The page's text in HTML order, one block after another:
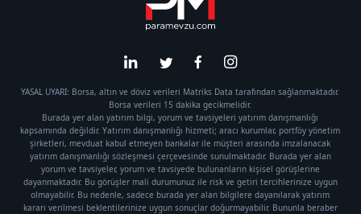
YASAL UYARI: Borsa, altın ve döviz verileri Matriks Data tarafından sağlanmaktadır.
Borsa verileri 15 dakika gecikmelidir.
Burada yer alan yatırım bilgi, yorum ve tavsiyeleri yatırım danışmanlığı
kapsamında değildir. Yatırım danışmanlığı hizmeti; aracı kurumlar, portföy yönetim
şirketleri, mevduat kabul etmeyen bankalar ile müşteri arasında imzalanacak
yatırım danışmanlığı sözleşmesi çerçevesinde sunulmaktadır. Burada yer alan
yorum ve tavsiyeler, yorum ve tavsiyede bulunanların kişisel görüşlerine
dayanmaktadır. Bu görüşler mali durumunuz ile risk ve getiri tercihlerinize uygun
olmayabilir. Bu nedenle, sadece burada yer alan bilgilere dayanılarak yatırım
kararı verilmesi beklentilerinize uygun sonuçlar doğurmayabilir. Bununla beraber